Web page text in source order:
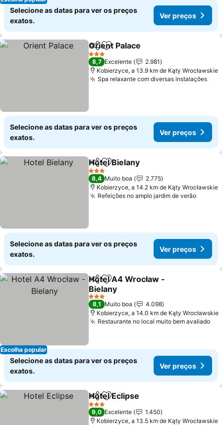
Selecione as datas para ver os preços
exatos.
Ver preços
PartilharAdicionar aos favoritos
Orient Palace
3 Estrelas
8,7 Excelente
2.981
Kobierzyce, a 13.9 km de Kąty Wrocławskie
Spa relaxante com diversas instalações
Selecione as datas para ver os preços
exatos.
Ver preços
PartilharAdicionar aos favoritos
Hotel Bielany
3 Estrelas
8,4 Muito boa
2.775
Kobierzyce, a 14.2 km de Kąty Wrocławskie
Refeições no amplo jardim de verão
Selecione as datas para ver os preços
exatos.
Ver preços
Escolha popular
PartilharAdicionar aos favoritos
Hotel A4 Wrocław -
Bielany
3 Estrelas
8,1 Muito boa
4.098
Kobierzyce, a 14.0 km de Kąty Wrocławskie
Restaurante no local muito bem avaliado
Selecione as datas para ver os preços
exatos.
Ver preços
PartilharAdicionar aos favoritos
Hotel Eclipse
3 Estrelas
9,0 Excelente
1.450
Kobierzyce, a 13.5 km de Kąty Wrocławskie